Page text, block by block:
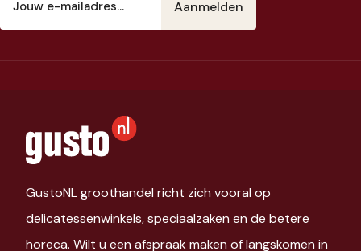
mailadres
GustoNL groothandel richt zich vooral op
delicatessenwinkels, speciaalzaken en de betere
horeca. Wilt u een afspraak maken of langskomen in